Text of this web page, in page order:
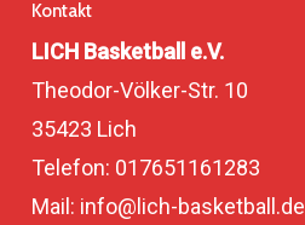
Kontakt
LICH Basketball e.V.
Theodor-Völker-Str. 10
35423 Lich
Telefon: 017651161283
Mail: info@lich-basketball.de